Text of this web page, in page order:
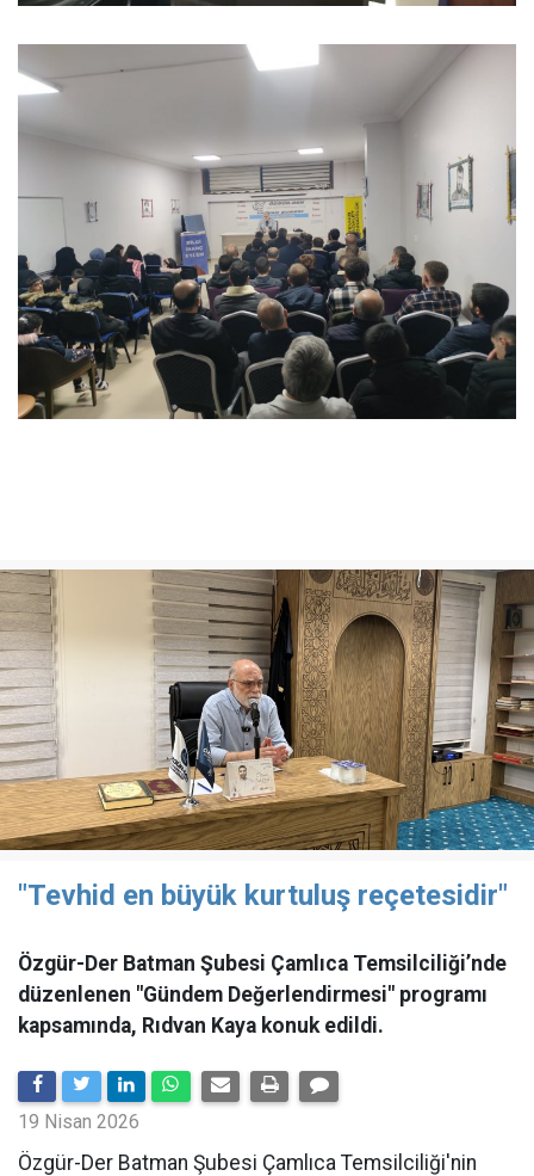
"Tevhid en büyük kurtuluş reçetesidir"
Özgür-Der Batman Şubesi Çamlıca Temsilciliği’nde
düzenlenen "Gündem Değerlendirmesi" programı
kapsamında, Rıdvan Kaya konuk edildi.
19 Nisan 2026
​Özgür-Der Batman Şubesi Çamlıca Temsilciliği'nin